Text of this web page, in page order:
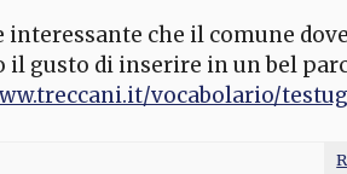
interessante che il comune
il gusto di inserire in un bel
vocabolario/